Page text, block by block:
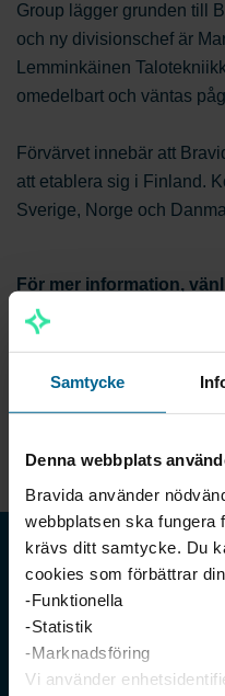
Samtycke
Denna webbplats
Bravida använder
webbplatsen ska fungera
krävs ditt samtycke. Du
cookies som förbättrar
-Funktionella
-Statistik
-Marknadsföring
Vi använder
Group lägger grunden till
och ny divisionschef är
Lemminkäinen
omedelbart och väntas
Förvärvet innebär att
att etablera sig i Finland.
Sverige, Norge och
För mer information,
Mattias Johansson, vd